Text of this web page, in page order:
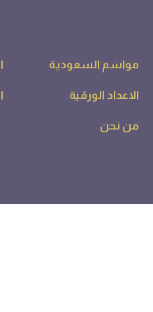
مواسم السعودية
الاعداد الورقية
من نحن